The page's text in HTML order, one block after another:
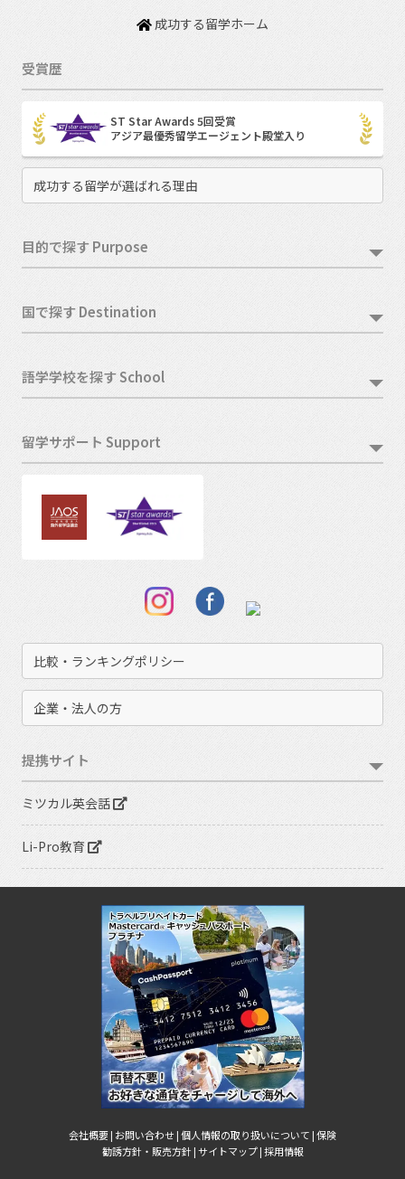
成功する留学ホーム
受賞歴
ST Star Awards 5回受賞
アジア最優秀留学エージェント殿堂入り
成功する留学が選ばれる理由
目的で探す Purpose
国で探す Destination
語学学校を探す School
留学サポート Support
比較・ランキングポリシー
企業・法人の方
提携サイト
ミツカル英会話
Li-Pro教育
会社概要 | お問い合わせ |個人情報の取り扱いについて |保険
勧誘方針・販売方針 |サイトマップ |採用情報